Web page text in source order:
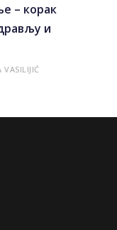
– корак
и
VASILIJIĆ